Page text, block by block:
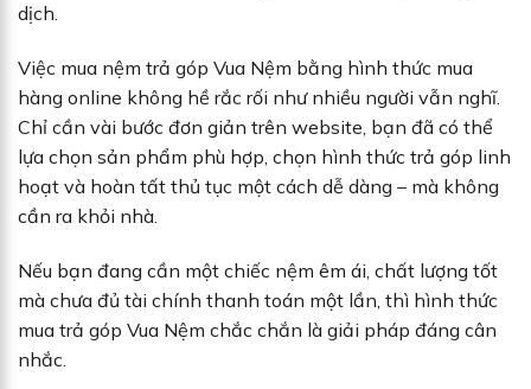
dịch.
Việc mua nệm trả góp Vua Nệm bằng hình thức mua
hàng online không hề rắc rối như nhiều người vẫn nghĩ.
Chỉ cần vài bước đơn giản trên website, bạn đã có thể
lựa chọn sản phẩm phù hợp, chọn hình thức trả góp linh
hoạt và hoàn tất thủ tục một cách dễ dàng – mà không
cần ra khỏi nhà.
Nếu bạn đang cần một chiếc nệm êm ái, chất lượng tốt
mà chưa đủ tài chính thanh toán một lần, thì hình thức
mua trả góp Vua Nệm chắc chắn là giải pháp đáng cân
nhắc.